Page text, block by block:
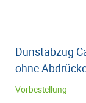
Dunstabzug
ohne
Vorbestellung